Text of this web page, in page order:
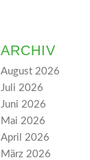
ARCHIV
August 2026
Juli 2026
Juni 2026
Mai 2026
April 2026
März 2026